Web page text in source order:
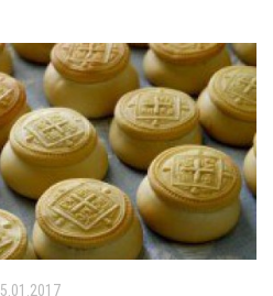
5.01.2017